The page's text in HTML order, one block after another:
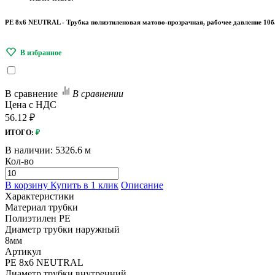
PE 8x6 NEUTRAL - Трубка полиэтиленовая матово-прозрачная, рабочее давление
В сравнение
В сравнении
Цена с НДС
56.12 ₽
ИТОГО: ₽
В наличии: 5326.6 м
Кол-во
В корзину Купить в 1 клик Описание
Характеристики
Материал трубки
Полиэтилен PE
Диаметр трубки наружный
8мм
Артикул
PE 8x6 NEUTRAL